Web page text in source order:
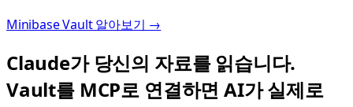
Minibase Vault 알아보기 →
Claude가 당신의 자료를 읽습니다.
Vault를 MCP로 연결하면 AI가 실제로